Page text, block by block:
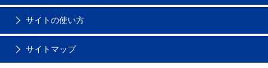
サイトの使い方
サイトマップ